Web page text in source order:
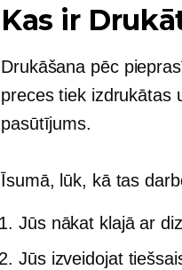
Kas ir
Drukāšana pēc
preces tiek izdrukātas
pasūtījums.
Īsumā, lūk, kā tas
Jūs nākat klajā ar
Jūs izveidojat